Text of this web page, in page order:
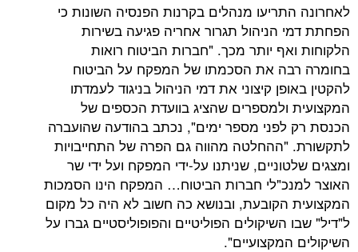
מנהלים בקרנות הפנסיה השונות כי
הניהול תגרור אחריה פגיעה בשירות
יותר מכך. "חברות הביטוח רואות
את הסכמתו של המפקח על הביטוח
קיצוני את דמי הניהול בניגוד לעמדתו
ולמספרים שהציג בוועדת הכספים של
מספר ימים", נכתב בהודעה שהועברה
מהווה גם הפרה של התחייבויות
שניתנו על-ידי המפקח ועל ידי שר
חברות הביטוח… המפקח הינו הסמכות
הקובעת, ובנושא כה חשוב לא היה כל מקום
הפוליטיים והפופוליסטיים גברו על